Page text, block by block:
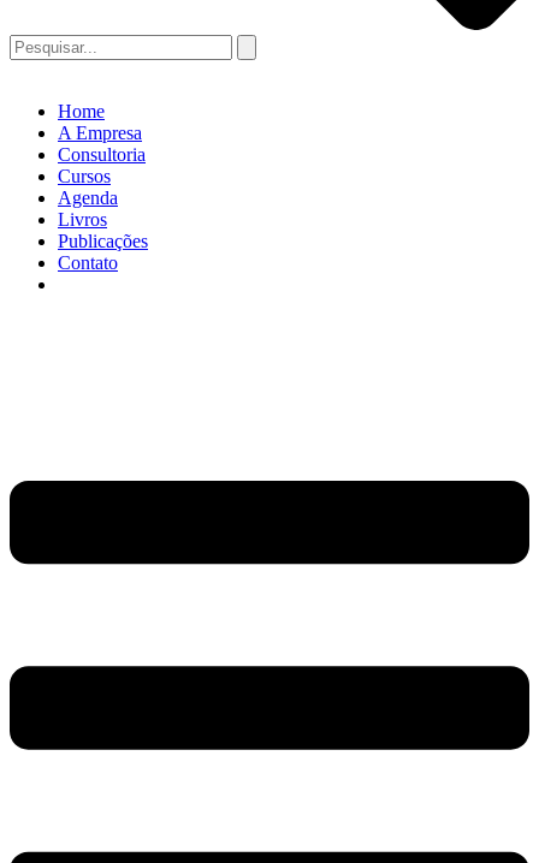
Home
A Empresa
Consultoria
Cursos
Agenda
Livros
Publicações
Contato